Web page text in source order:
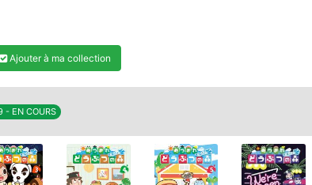
Ajouter à ma collection
- EN COURS